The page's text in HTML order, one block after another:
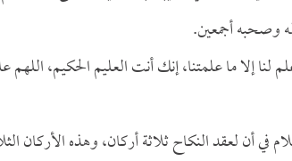
وصحبه أجمعين.
إلا ما علمتنا، إنك أنت العليم الحكيم،
في أن لعقد النكاح ثلاثة أركان، وهذه الأركان